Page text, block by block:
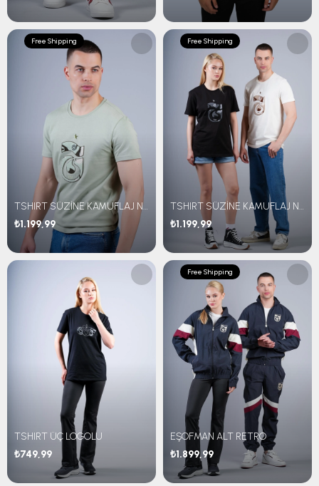
TSHIRT SÜZİNE KAMUFLAJ NAKIŞLI
₺1.199,99
Free Shipping
TSHIRT SÜZİNE KAMUFLAJ NAKIŞLI
₺1.199,99
Free Shipping
TSHIRT ÜÇ LOGOLU
₺749,99
EŞOFMAN ALT RETRO
₺1.899,99
Free Shipping